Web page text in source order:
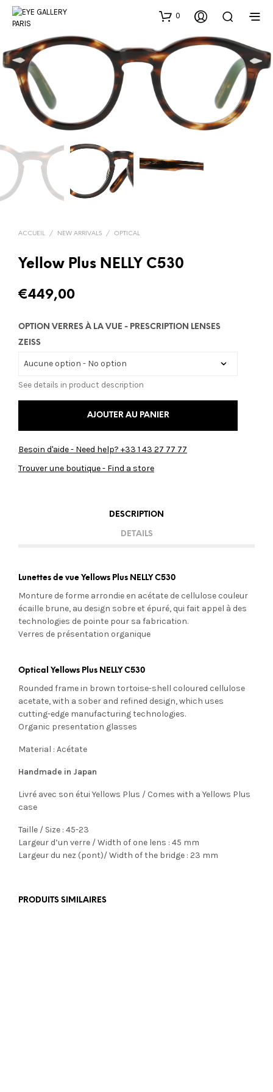
0
ACCUEIL / NEW ARRIVALS / OPTICAL
Yellow Plus NELLY C530
€449,00
OPTION VERRES À LA VUE - PRESCRIPTION LENSES
ZEISS
See details in product description
AJOUTER AU PANIER
Besoin d'aide - Need help? +33 1 43 27 77 77
Trouver une boutique - Find a store
DESCRIPTION
DETAILS
Lunettes de vue Yellows Plus NELLY C530
Monture de forme arrondie en acétate de cellulose couleur
écaille brune, au design sobre et épuré, qui fait appel à des
technologies de pointe pour sa fabrication.
Verres de présentation organique
Optical Yellows Plus NELLY C530
Rounded frame in brown tortoise-shell coloured cellulose
acetate, with a sober and refined design, which uses
cutting-edge manufacturing technologies.
Organic presentation glasses
Material : Acétate
Handmade in Japan
Livré avec son étui Yellows Plus / Comes with a Yellows Plus
case
Taille / Size : 45-23
Largeur d’un verre / Width of one lens : 45 mm
Largeur du nez (pont)/ Width of the bridge : 23 mm
PRODUITS SIMILAIRES